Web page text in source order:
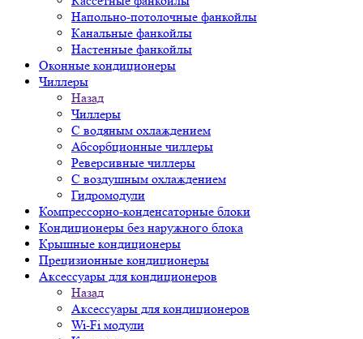
Напольно-потолочные фанкойлы
Канальные фанкойлы
Настенные фанкойлы
Оконные кондиционеры
Чиллеры
Назад
Чиллеры
С водяным охлаждением
Абсорбционные чиллеры
Реверсивные чиллеры
С воздушным охлаждением
Гидромодули
Компрессорно-конденсаторные блоки
Кондиционеры без наружного блока
Крышные кондиционеры
Прецизионные кондиционеры
Аксессуары для кондиционеров
Назад
Аксессуары для кондиционеров
Wi-Fi модули